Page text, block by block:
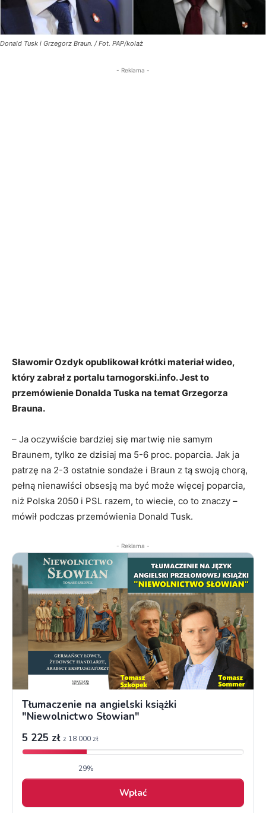
Donald Tusk i Grzegorz Braun. / Fot. PAP/kolaż
- Reklama -
Sławomir Ozdyk opublikował krótki materiał wideo,
który zabrał z portalu tarnogorski.info. Jest to
przemówienie Donalda Tuska na temat Grzegorza
Brauna.
– Ja oczywiście bardziej się martwię nie samym
Braunem, tylko ze dzisiaj ma 5-6 proc. poparcia. Jak ja
patrzę na 2-3 ostatnie sondaże i Braun z tą swoją chorą,
pełną nienawiści obsesją ma być może więcej poparcia,
niż Polska 2050 i PSL razem, to wiecie, co to znaczy –
mówił podczas przemówienia Donald Tusk.
- Reklama -